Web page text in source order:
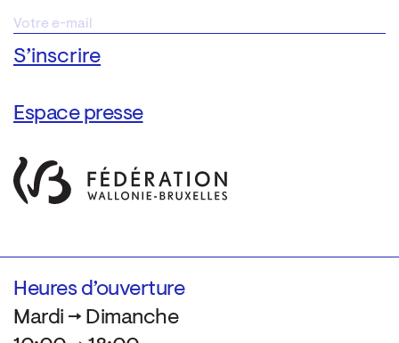
Espace presse
Heures d’ouverture
Mardi → Dimanche